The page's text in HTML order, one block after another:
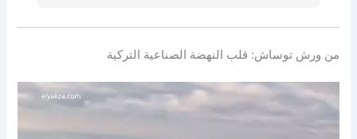
من ورش توساش: قلب النهضة الصناعية التركية